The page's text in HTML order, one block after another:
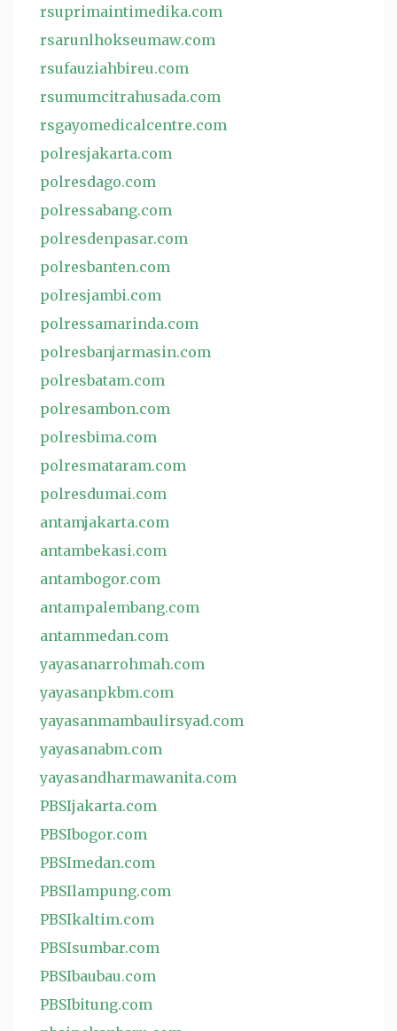
rsuprimaintimedika.com
rsarunlhokseumaw.com
rsufauziahbireu.com
rsumumcitrahusada.com
rsgayomedicalcentre.com
polresjakarta.com
polresdago.com
polressabang.com
polresdenpasar.com
polresbanten.com
polresjambi.com
polressamarinda.com
polresbanjarmasin.com
polresbatam.com
polresambon.com
polresbima.com
polresmataram.com
polresdumai.com
antamjakarta.com
antambekasi.com
antambogor.com
antampalembang.com
antammedan.com
yayasanarrohmah.com
yayasanpkbm.com
yayasanmambaulirsyad.com
yayasanabm.com
yayasandharmawanita.com
PBSIjakarta.com
PBSIbogor.com
PBSImedan.com
PBSIlampung.com
PBSIkaltim.com
PBSIsumbar.com
PBSIbaubau.com
PBSIbitung.com